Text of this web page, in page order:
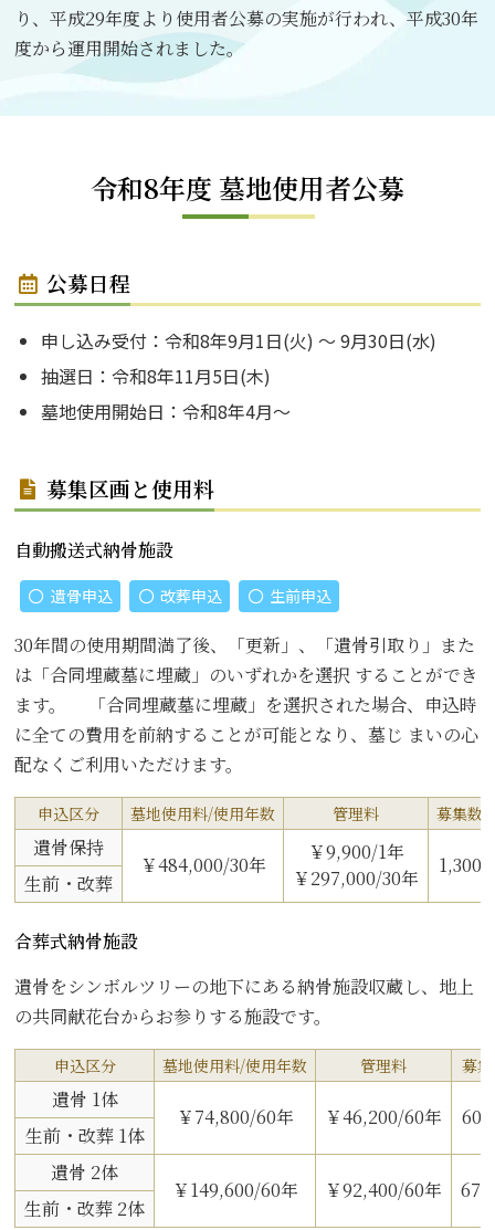
り、平成29年度より使用者公募の実施が行われ、平成30年
度から運用開始されました。
令和8年度 墓地使用者公募
公募日程
申し込み受付：令和8年9月1日(火) ～ 9月30日(水)
抽選日：令和8年11月5日(木)
墓地使用開始日：令和8年4月～
募集区画と使用料
自動搬送式納骨施設
遺骨申込 改葬申込 生前申込
30年間の使用期間満了後、「更新」、「遺骨引取り」また
は「合同埋蔵墓に埋蔵」のいずれかを選択 することができ
ます。 「合同埋蔵墓に埋蔵」を選択された場合、申込時
に全ての費用を前納することが可能となり、墓じ まいの心
配なくご利用いただけます。
申込区分 墓地使用料/使用年数 管理料 募集数
遺骨保持
￥484,000/30年
￥9,900/1年
￥297,000/30年
1,300
生前・改葬
合葬式納骨施設
遺骨をシンボルツリーの地下にある納骨施設収蔵し、地上
の共同献花台からお参りする施設です。
申込区分 墓地使用料/使用年数 管理料 募
遺骨 1体
￥74,800/60年 ￥46,200/60年
生前・改葬 1体
遺骨 2体
￥149,600/60年 ￥92,400/60年
生前・改葬 2体